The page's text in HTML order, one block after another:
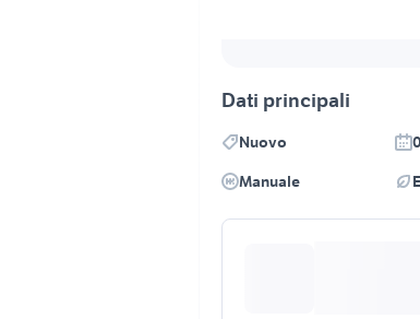
Dati principali
Nuovo
Manuale